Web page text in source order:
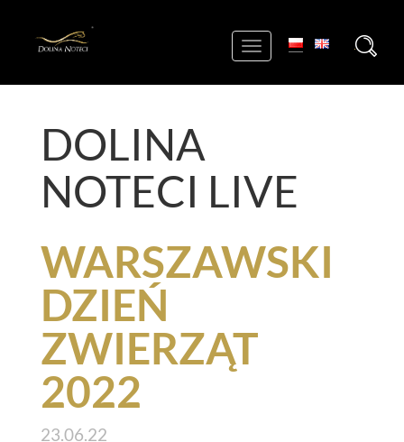
Toggle
DOLINA
NOTECI LIVE
WARSZAWSKI
DZIEŃ
ZWIERZĄT
2022
23.06.22